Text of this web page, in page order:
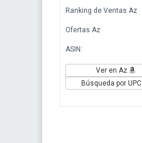
Ranking de Ventas Az
Ofertas Az
ASIN:
Ver en Az
Búsqueda por UPC